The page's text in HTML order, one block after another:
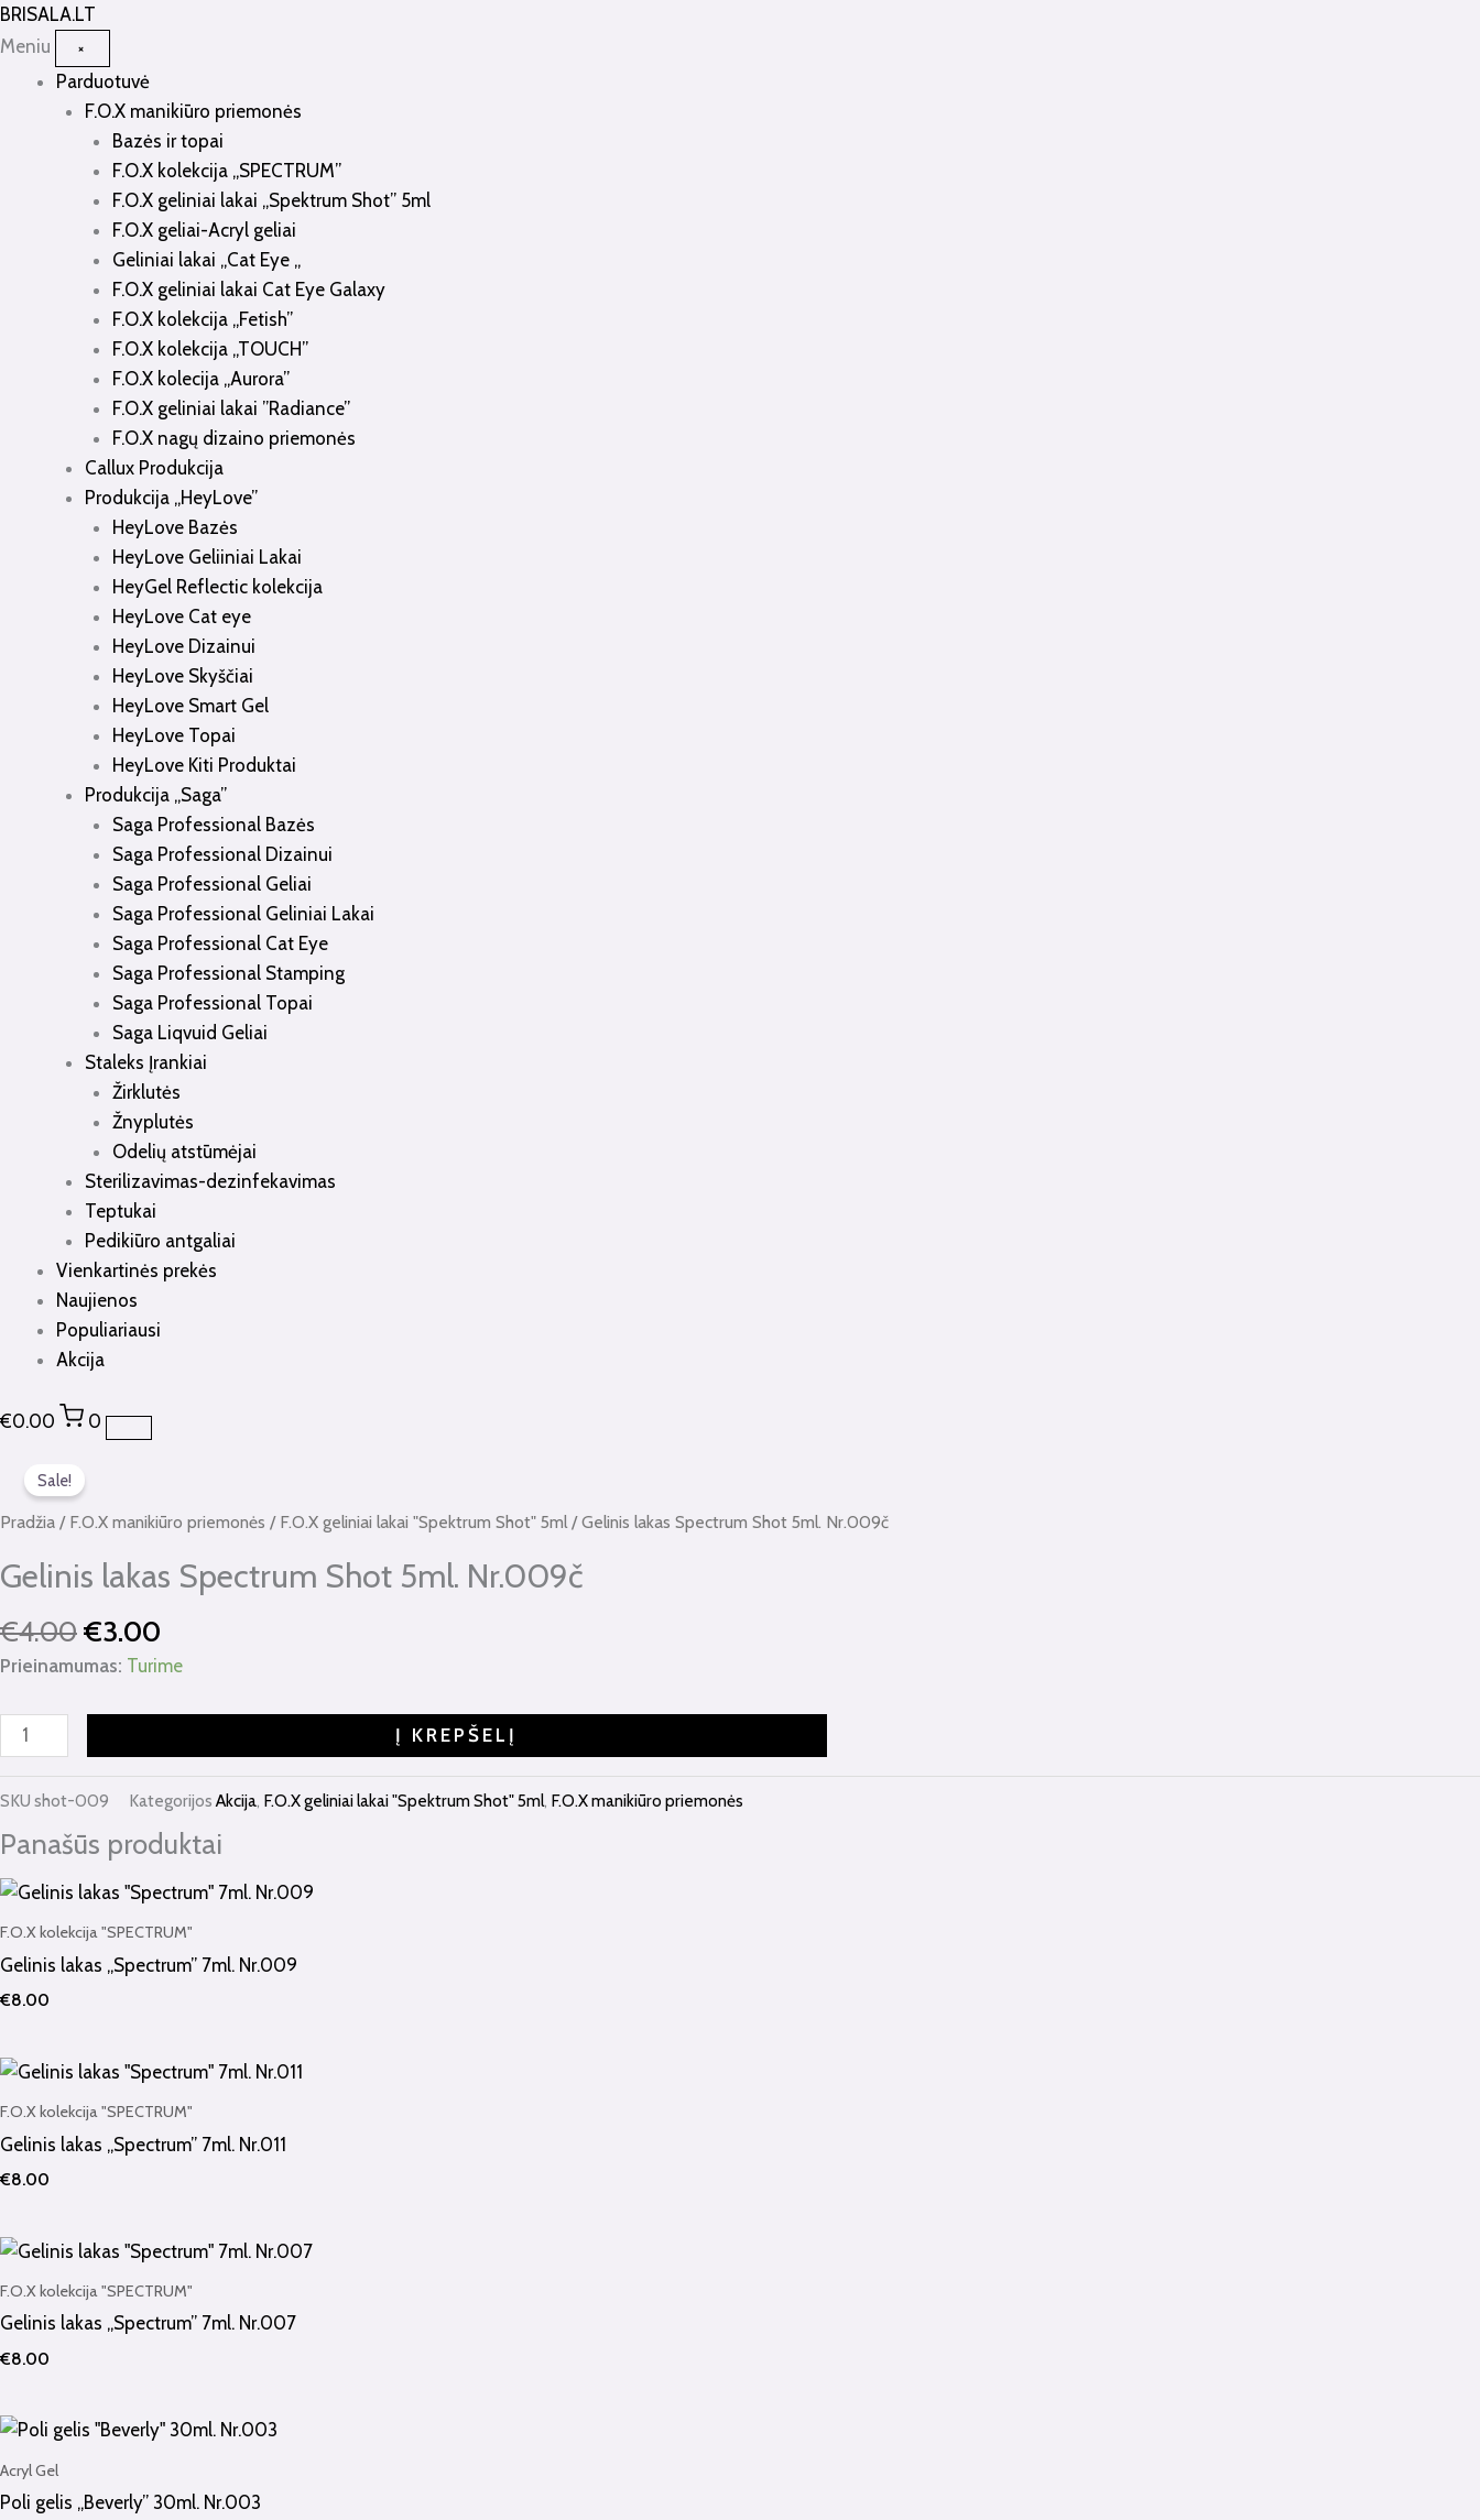
BRISALA.LT
Meniu
×
Parduotuvė
F.O.X manikiūro priemonės
Bazės ir topai
F.O.X kolekcija „SPECTRUM”
F.O.X geliniai lakai „Spektrum Shot” 5ml
F.O.X geliai-Acryl geliai
Geliniai lakai „Cat Eye „
F.O.X geliniai lakai Cat Eye Galaxy
F.O.X kolekcija „Fetish”
F.O.X kolekcija „TOUCH”
F.O.X kolecija „Aurora”
F.O.X geliniai lakai ”Radiance”
F.O.X nagų dizaino priemonės
Callux Produkcija
Produkcija „HeyLove”
HeyLove Bazės
HeyLove Geliiniai Lakai
HeyGel Reflectic kolekcija
HeyLove Cat eye
HeyLove Dizainui
HeyLove Skyščiai
HeyLove Smart Gel
HeyLove Topai
HeyLove Kiti Produktai
Produkcija „Saga”
Saga Professional Bazės
Saga Professional Dizainui
Saga Professional Geliai
Saga Professional Geliniai Lakai
Saga Professional Cat Eye
Saga Professional Stamping
Saga Professional Topai
Saga Liqvuid Geliai
Staleks Įrankiai
Žirklutės
Žnyplutės
Odelių atstūmėjai
Sterilizavimas-dezinfekavimas
Teptukai
Pedikiūro antgaliai
Vienkartinės prekės
Naujienos
Populiariausi
Akcija
€0.00 0
Pereiti
prie
Sale!
Pradžia / F.O.X manikiūro priemonės / F.O.X geliniai lakai "Spektrum Shot" 5ml / Gelinis lakas Spectrum Shot 5ml. Nr.009č
Gelinis lakas Spectrum Shot 5ml. Nr.009č
€4.00
price
was:
€3.00
is:
€3.00.
Prieinamumas: Turime
kiekis:
Gelinis
Spectrum
5ml.
Nr.009č
Į KREPŠELĮ
SKU shot-009 Kategorijos Akcija, F.O.X geliniai lakai "Spektrum Shot" 5ml, F.O.X manikiūro priemonės
Panašūs produktai
F.O.X kolekcija "SPECTRUM"
Gelinis lakas „Spectrum” 7ml. Nr.009
€8.00
F.O.X kolekcija "SPECTRUM"
Gelinis lakas „Spectrum” 7ml. Nr.011
€8.00
F.O.X kolekcija "SPECTRUM"
Gelinis lakas „Spectrum” 7ml. Nr.007
€8.00
Acryl Gel
Poli gelis „Beverly” 30ml. Nr.003